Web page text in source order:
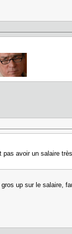
pas avoir un salaire
up sur le salaire,